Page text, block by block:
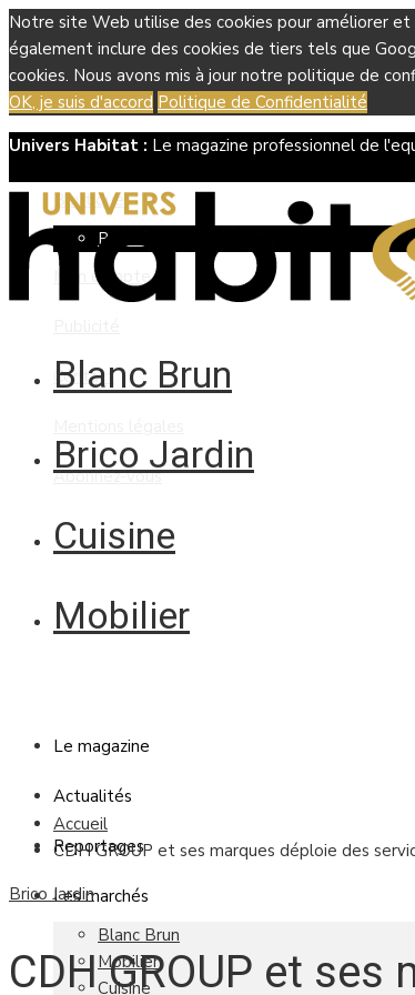
Notre site Web utilise des cookies pour améliorer
également inclure des cookies de tiers tels que
cookies. Nous avons mis à jour notre politique de
OK, je suis d'accord Politique de Confidentialité
Univers Habitat : Le magazine professionnel de
Boutique
Panier
Mon compte
Contact
Abonnez-vous
Blanc Brun
Brico Jardin
Cuisine
Mobilier
Le magazine
Actualités
Reportages
Les marchés
Blanc Brun
Mobilier
Cuisine
Accueil
CDH GROUP et ses marques déploie des
Brico Jardin
CDH GROUP et